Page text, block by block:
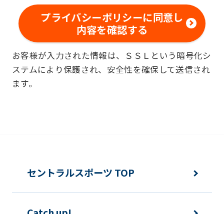
客様の個人情報を収集いたします。
■個人情報の利用
お客様からお預かりした個人情報は、以
下の目的で使用させて頂きます。また、
違法または不当な行為を助長し、または
ご利用上の諸連絡や利用状況の確認の
プライバシーポリシーに同意し
内容を確認する
お客様が入力された情報は、ＳＳＬという暗号化シ
ステムにより保護され、安全性を確保して送信され
ます。
Automatic
セントラルスポーツ TOP